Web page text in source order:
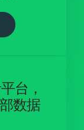
台，
数据